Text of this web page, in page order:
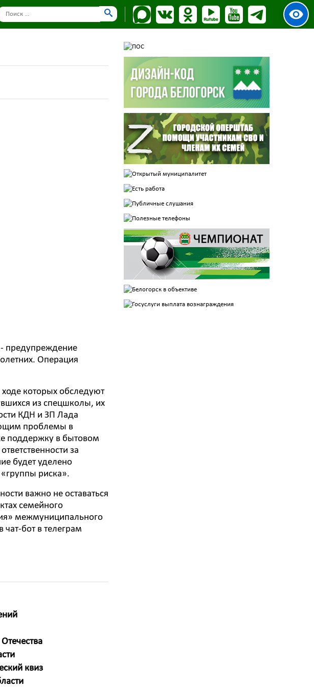
- предупреждение
Операция
которых обследуют
из спецшколы, их
КДН и ЗП Лада
проблемы в
поддержку в бытовом
за
будет уделено
риска».
важно не оставаться
семейного
межмуниципального
бот в телеграм
квиз